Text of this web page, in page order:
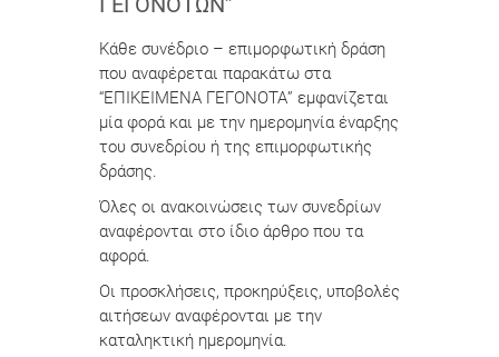
Κάθε συνέδριο – επιμορφωτική δράση
που αναφέρεται παρακάτω στα
“ΕΠΙΚΕΙΜΕΝΑ ΓΕΓΟΝΟΤΑ” εμφανίζεται
μία φορά και με την ημερομηνία έναρξης
του συνεδρίου ή της επιμορφωτικής
δράσης.
Όλες οι ανακοινώσεις των συνεδρίων
αναφέρονται στο ίδιο άρθρο που τα
αφορά.
Οι προσκλήσεις, προκηρύξεις, υποβολές
αιτήσεων αναφέρονται με την
καταληκτική ημερομηνία.